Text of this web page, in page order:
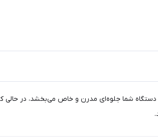
جذاب، به دستگاه شما جلوه‌ای مدرن و خاص می‌بخشد، در